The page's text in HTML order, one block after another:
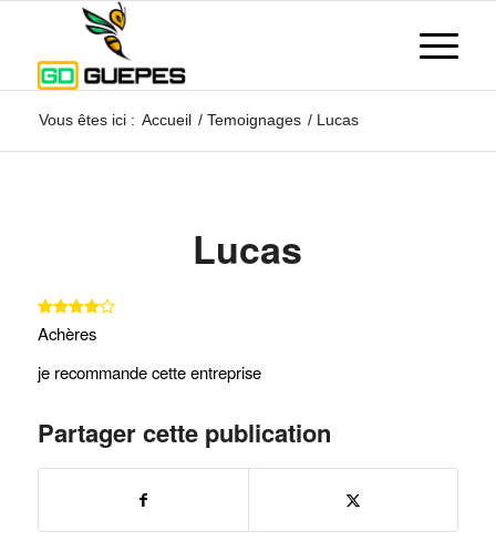
Vous êtes ici : Accueil / Temoignages / Lucas
Lucas
Achères
je recommande cette entreprise
Partager cette publication